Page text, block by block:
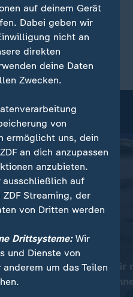
sind offiziell
geht es auch um mehr
und Sportler.
Sport
Schwimm-EM
Wellbrock: "Für
schwerste
auf deinem Gerät
Dabei geben wir
nicht an
direkten
deine Daten
Zwecken.
von
ermöglicht uns, dein
an dich anzupassen
anzubieten.
ausschließlich auf
Streaming, der
von Dritten werden
Drittsysteme:Wir
und Dienste von
um das Teilen